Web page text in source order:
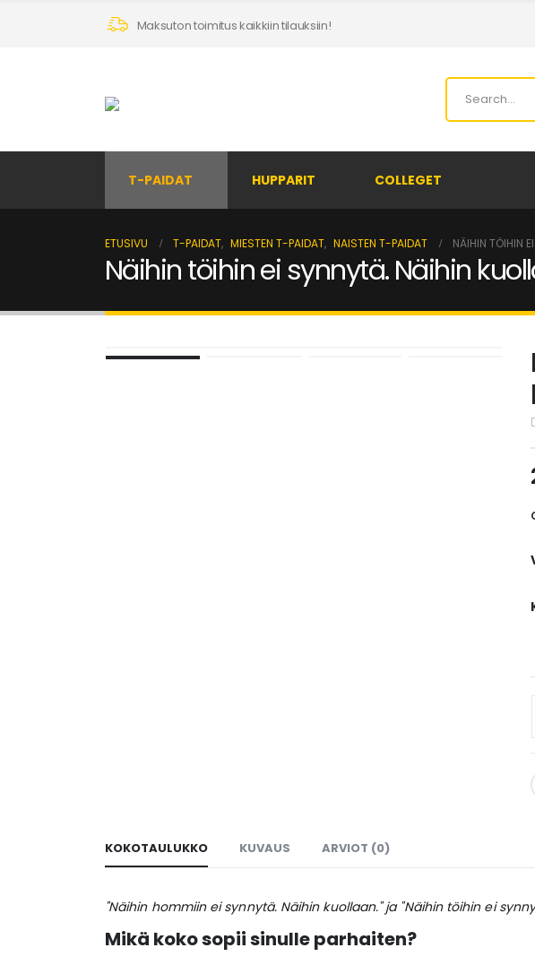
Maksuton toimitus kaikkiin tilauksiin!
T-PAIDAT HUPPARIT COLLEGET
ETUSIVU T-PAIDAT, MIESTEN T-PAIDAT, NAISTEN T-PAIDAT NÄIHIN TÖIHIN
Näihin töihin ei synnytä. Näihin
KOKOTAULUKKO KUVAUS ARVIOT (0)
"Näihin hommiin ei synnytä. Näihin kuollaan." ja "Näihin töihin ei
Mikä koko sopii sinulle parhaiten?